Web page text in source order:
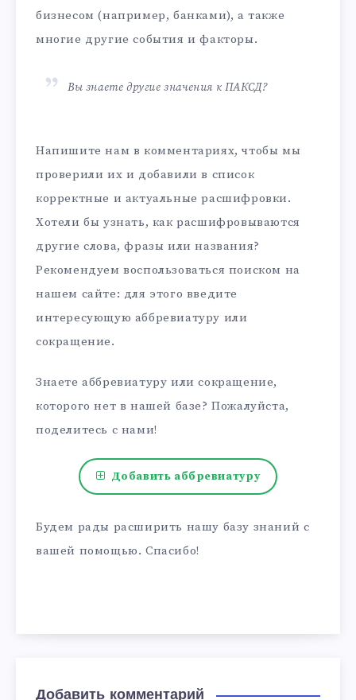
бизнесом (например, банками), а также
многие другие события и факторы.
Вы знаете другие значения к ПАКСД?
Напишите нам в комментариях, чтобы мы
проверили их и добавили в список
корректные и актуальные расшифровки.
Хотели бы узнать, как расшифровываются
другие слова, фразы или названия?
Рекомендуем воспользоваться поиском на
нашем сайте: для этого введите
интересующую аббревиатуру или
сокращение.
Знаете аббревиатуру или сокращение,
которого нет в нашей базе? Пожалуйста,
поделитесь с нами!
Добавить аббревиатуру
Будем рады расширить нашу базу знаний с
вашей помощью. Спасибо!
Добавить комментарий